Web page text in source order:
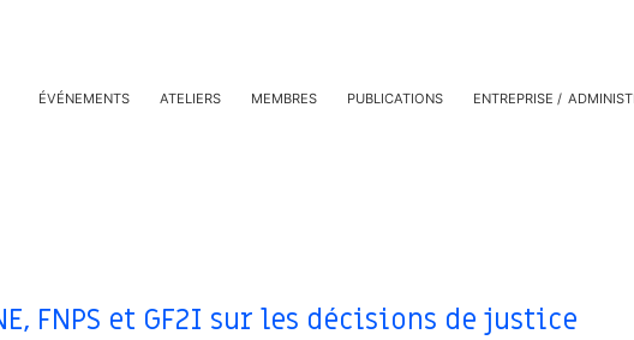
ÉVÉNEMENTS ATELIERS MEMBRES PUBLICATIONS ENTREPRISE
FNPS et GF2I sur les décisions de justice